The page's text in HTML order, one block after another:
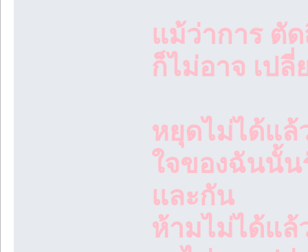
แม้ว่าการ ตั
ก็ไม่อาจ เป
หยุดไม่ได้แล้
ใจของฉันนั้น
และกัน
ห้ามไม่ได้แล้